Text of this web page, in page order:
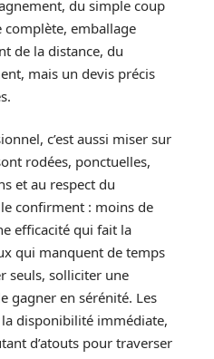
du simple coup
complète, emballage
de la distance, du
mais un devis précis
c’est aussi miser sur
rodées, ponctuelles,
et au respect du
confirment : moins de
efficacité qui fait la
qui manquent de temps
seuls, solliciter une
gagner en sérénité. Les
disponibilité immédiate,
d’atouts pour traverser